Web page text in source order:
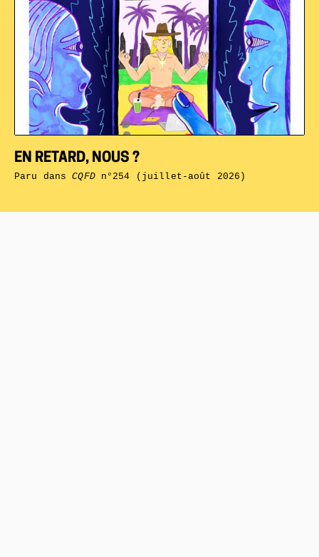
EN RETARD, NOUS ?
Paru dansCQFDn°254 (juillet-août 2026)